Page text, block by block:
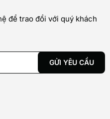
để trao đổi với quý khách